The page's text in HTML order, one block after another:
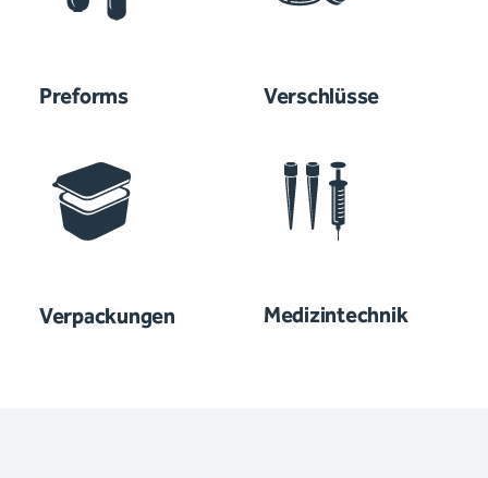
Preforms Verschlüsse
Verpackungen Medizintechnik